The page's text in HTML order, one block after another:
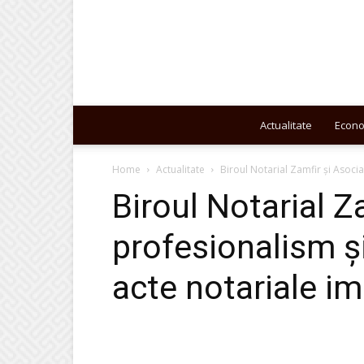
Actualitate
Home Actualitate Biroul Notarial Zamfir și
Biroul Notarial
profesionalism
acte notariale